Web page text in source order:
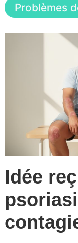
Problèmes
Idée